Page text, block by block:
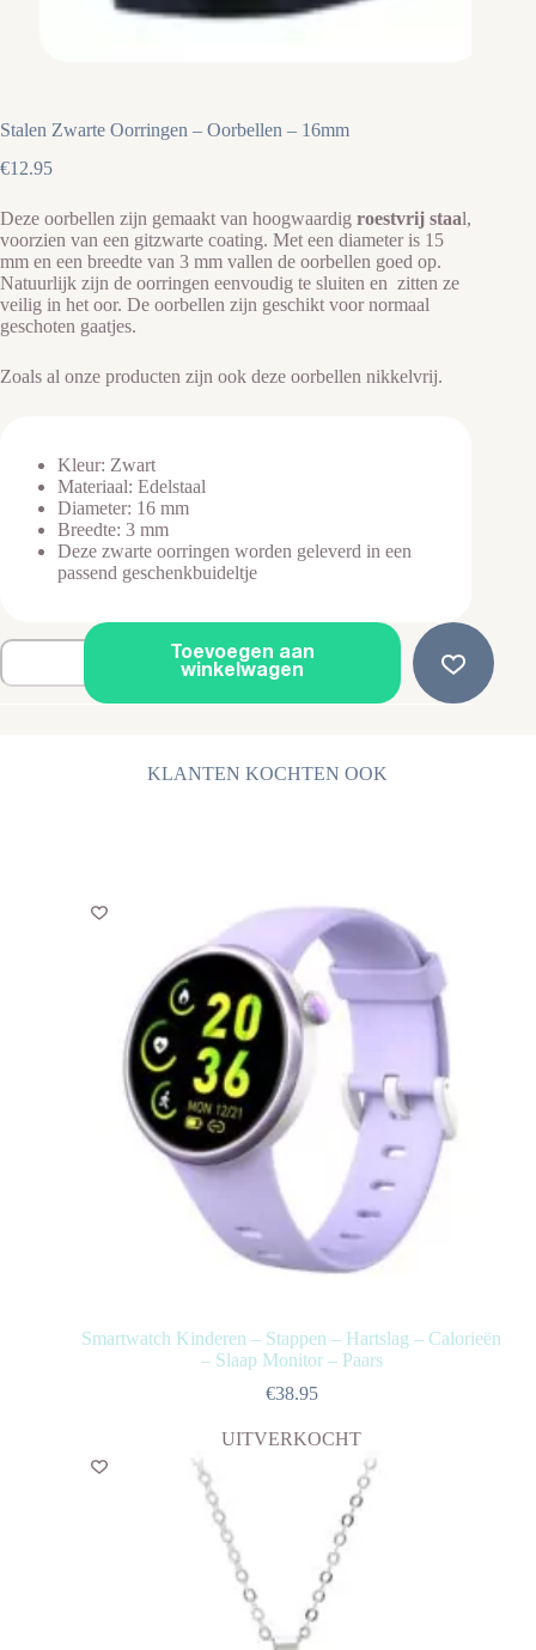
Stalen Zwarte Oorringen – Oorbellen – 16mm
€12.95
Deze oorbellen zijn gemaakt van hoogwaardig roestvrij staal,
voorzien van een gitzwarte coating. Met een diameter is 15
mm en een breedte van 3 mm vallen de oorbellen goed op.
Natuurlijk zijn de oorringen eenvoudig te sluiten en zitten ze
veilig in het oor. De oorbellen zijn geschikt voor normaal
geschoten gaatjes.
Zoals al onze producten zijn ook deze oorbellen nikkelvrij.
Kleur: Zwart
Materiaal: Edelstaal
Diameter: 16 mm
Breedte: 3 mm
Deze zwarte oorringen worden geleverd in een
passend geschenkbuideltje
Stalen
Oorringen
Toevoegen aan
winkelwagen
KLANTEN KOCHTEN OOK
Smartwatch Kinderen – Stappen – Hartslag – Calorieën
– Slaap Monitor – Paars
€38.95
UITVERKOCHT